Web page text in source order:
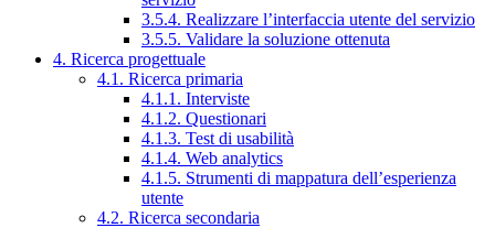
3.5.4. Realizzare l’interfaccia utente del servizio
3.5.5. Validare la soluzione ottenuta
4. Ricerca progettuale
4.1. Ricerca primaria
4.1.1. Interviste
4.1.2. Questionari
4.1.3. Test di usabilità
4.1.4. Web analytics
4.1.5. Strumenti di mappatura dell’esperienza
utente
4.2. Ricerca secondaria